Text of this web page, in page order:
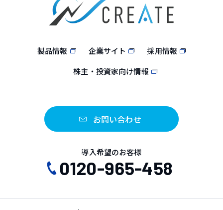
製品情報 企業サイト
採用情報
株主・投資家向け情報
お問い合わせ
導入希望のお客様
0120-965-458